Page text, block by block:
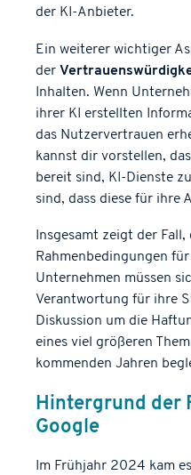
der KI-Anbieter.
Ein weiterer wichtiger
der
Inhalten. Wenn
ihrer KI erstellten
das Nutzervertrauen
kannst dir vorstellen,
bereit sind, KI-Dienste
sind, dass diese für ihre
Insgesamt zeigt der
Rahmenbedingungen
Unternehmen müssen
Verantwortung für ihre
Diskussion um die
eines viel größeren
kommenden Jahren
Hintergrund der
Google
Im Frühjahr 2024 kam